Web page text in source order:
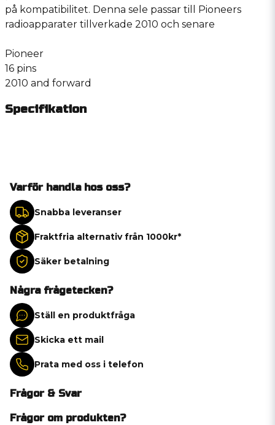
på kompatibilitet. Denna sele passar till Pioneers
radioapparater tillverkade 2010 och senare
Pioneer
16 pins
2010 and forward
Specifikation
Varför handla hos oss?
Snabba leveranser
Fraktfria alternativ från 1000kr*
Säker betalning
Några frågetecken?
Ställ en produktfråga
Skicka ett mail
Prata med oss i telefon
Frågor & Svar
Frågor om produkten?